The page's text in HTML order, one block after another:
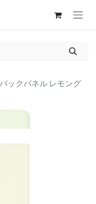
ックパネル レモング